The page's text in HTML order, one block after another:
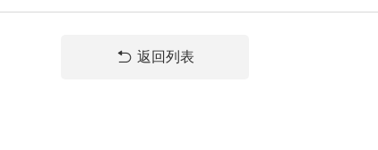
返回列表